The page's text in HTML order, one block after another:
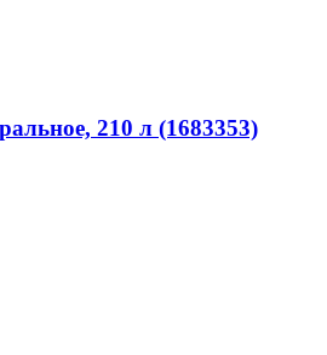
210 л (1683353)